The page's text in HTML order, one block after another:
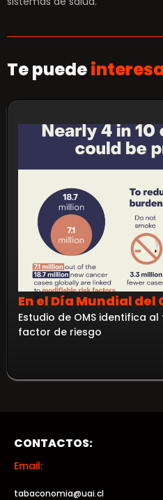
Te puede
En el Día Mundial del
Estudio de OMS identifica
factor de riesgo
CONTACTOS:
Email:
tabaconomia@uai.cl